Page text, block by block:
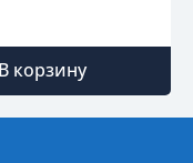
В корзину